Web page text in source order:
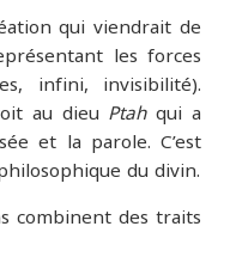
qui viendrait de
les forces
infini, invisibilité).
au dieu Ptahqui a
et la parole. C’est
du divin.
combinent des traits